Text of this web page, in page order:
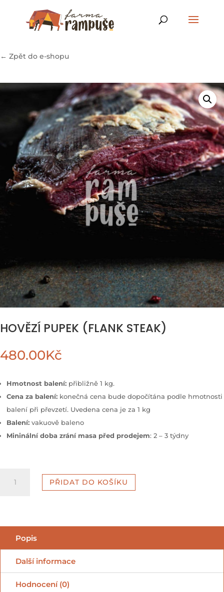
← Zpět do e-shopu
HOVĚZÍ PUPEK (FLANK STEAK)
480.00Kč
Hmotnost balení: přibližně 1 kg.
Cena za balení: konečná cena bude dopočítána podle hmotnosti
balení při převzetí. Uvedena cena je za 1 kg
Balení: vakuově baleno
Mininální doba zrání masa před prodejem: 2 – 3 týdny
pupek
množství
PŘIDAT DO KOŠÍKU
Popis
Další informace
Hodnocení (0)